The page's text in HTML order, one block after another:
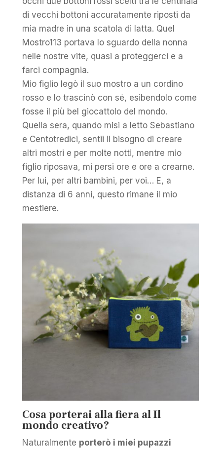
di vecchi bottoni accuratamente riposti da
mia madre in una scatola di latta. Quel
Mostro113 portava lo sguardo della nonna
nelle nostre vite, quasi a proteggerci e a
farci compagnia.
Mio figlio legò il suo mostro a un cordino
rosso e lo trascinò con sé, esibendolo come
fosse il più bel giocattolo del mondo.
Quella sera, quando misi a letto Sebastiano
e Centotredici, sentii il bisogno di creare
altri mostri e per molte notti, mentre mio
figlio riposava, mi persi ore e ore a crearne.
Per lui, per altri bambini, per voi… E, a
distanza di 6 anni, questo rimane il mio
mestiere.
Cosa porterai alla fiera al Il
mondo creativo?
Naturalmente porterò i miei pupazzi